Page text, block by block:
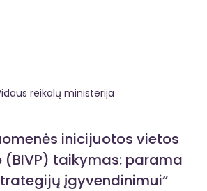
reikalų ministerija
inicijuotos vietos
taikymas: parama
įgyvendinimui“